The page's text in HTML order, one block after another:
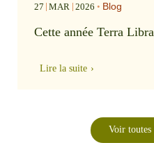
27 MAR 2026 • Blog
Cette année Terra
Lire la suite
Voir toutes